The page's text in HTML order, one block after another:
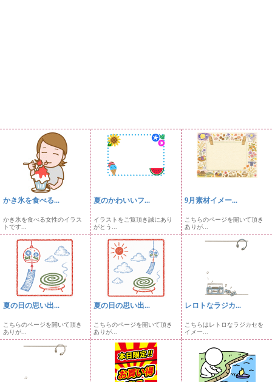
かき氷を食べる...
かき氷を食べる女性のイラス
トです...
夏のかわいいフ...
イラストをご覧頂き誠にあり
がとう...
9月素材イメー...
こちらのページを開いて頂き
ありが...
夏の日の思い出...
こちらのページを開いて頂き
ありが...
夏の日の思い出...
こちらのページを開いて頂き
ありが...
レロトなラジカ...
こちらはレトロなラジカセを
イメー...